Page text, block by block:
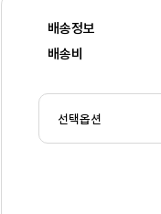
배송정보
배송비